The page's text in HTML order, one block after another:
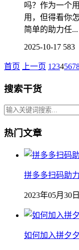
吗？作为一个
用，但得看你
简单的助力任...
2025-10-17 583
首页 上一页 1 234567
搜索干货
热门文章
拼多多扫码助
2023年05月30日
如何加入拼夕